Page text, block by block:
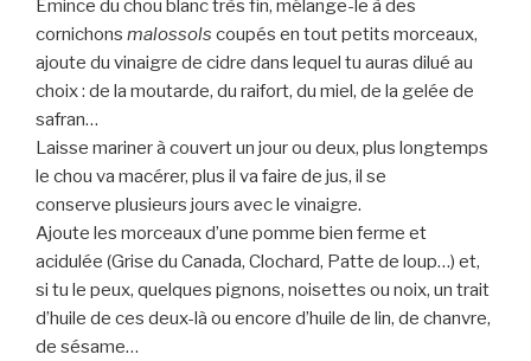
Emince du chou blanc très fin, mélange-le à des
cornichons malossols coupés en tout petits morceaux,
ajoute du vinaigre de cidre dans lequel tu auras dilué au
choix : de la moutarde, du raifort, du miel, de la gelée de
safran…
Laisse mariner à couvert un jour ou deux, plus longtemps
le chou va macérer, plus il va faire de jus, il se
conserve plusieurs jours avec le vinaigre.
Ajoute les morceaux d’une pomme bien ferme et
acidulée (Grise du Canada, Clochard, Patte de loup…) et,
si tu le peux, quelques pignons, noisettes ou noix, un trait
d’huile de ces deux-là ou encore d’huile de lin, de chanvre,
de sésame…